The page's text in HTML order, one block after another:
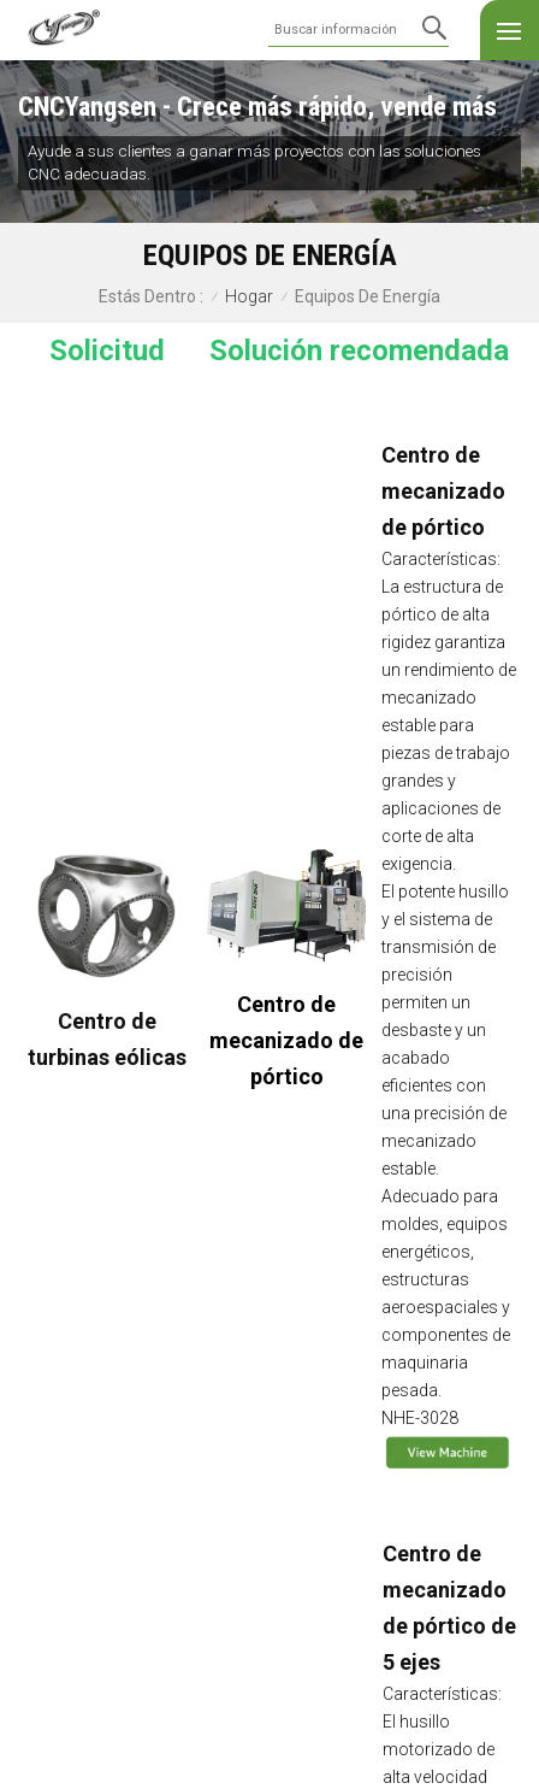
CNCYangsen - Crece más rápido, vende más
Ayude a sus clientes a ganar más proyectos con las soluciones
CNC adecuadas.
EQUIPOS DE ENERGÍA
Estás Dentro : / Hogar / Equipos De Energía
Solicitud Solución recomendada
Centro de
turbinas eólicas
Centro de
mecanizado de
pórtico
Centro de
mecanizado
de pórtico
Características:
La estructura de
pórtico de alta
rigidez garantiza
un rendimiento de
mecanizado
estable para
piezas de trabajo
grandes y
aplicaciones de
corte de alta
exigencia.
El potente husillo
y el sistema de
transmisión de
precisión
permiten un
desbaste y un
acabado
eficientes con
una precisión de
mecanizado
estable.
Adecuado para
moldes, equipos
energéticos,
estructuras
aeroespaciales y
componentes de
maquinaria
pesada.
NHE-3028
Centro de
mecanizado
de pórtico de
5 ejes
Características:
El husillo
motorizado de
alta velocidad